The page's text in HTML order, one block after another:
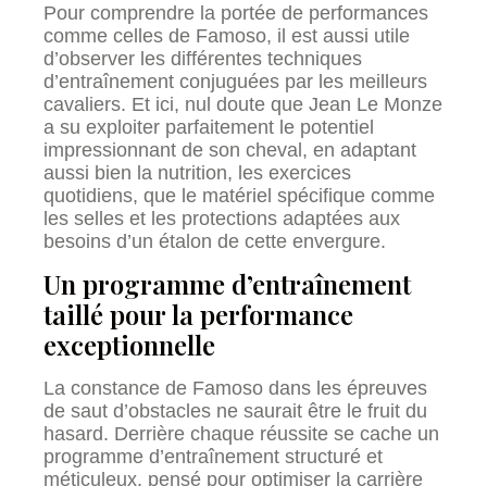
Pour comprendre la portée de performances
comme celles de Famoso, il est aussi utile
d’observer les différentes techniques
d’entraînement conjuguées par les meilleurs
cavaliers. Et ici, nul doute que Jean Le Monze
a su exploiter parfaitement le potentiel
impressionnant de son cheval, en adaptant
aussi bien la nutrition, les exercices
quotidiens, que le matériel spécifique comme
les selles et les protections adaptées aux
besoins d’un étalon de cette envergure.
Un programme d’entraînement
taillé pour la performance
exceptionnelle
La constance de Famoso dans les épreuves
de saut d’obstacles ne saurait être le fruit du
hasard. Derrière chaque réussite se cache un
programme d’entraînement structuré et
méticuleux, pensé pour optimiser la carrière